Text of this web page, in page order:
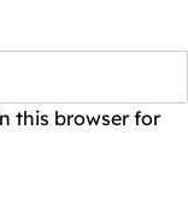
this browser for